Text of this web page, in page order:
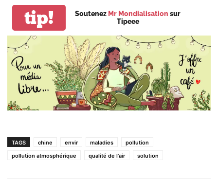
tip! Soutenez Mr Mondialisation sur
Tipeee
TAGS chine envir maladies
pollution
pollution atmosphérique
qualité de l'air solution